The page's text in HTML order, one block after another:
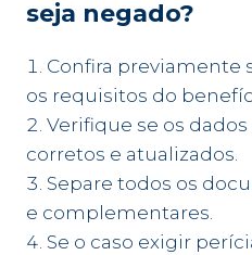
seja negado?
Confira previamente
os requisitos do
Verifique se os dados
corretos e atualizados.
Separe todos os
e complementares.
Se o caso exigir